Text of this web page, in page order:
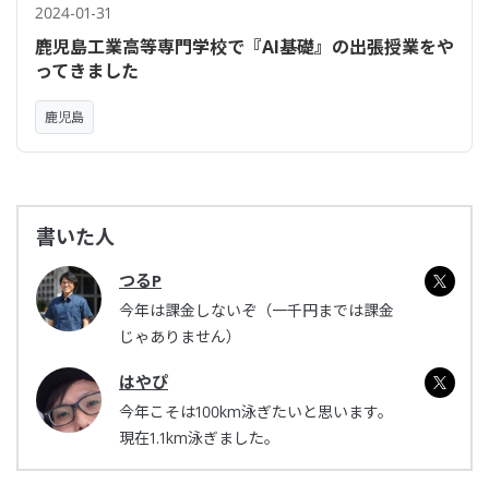
2024-01-31
鹿児島工業高等専門学校で『AI基礎』の出張授業をや
ってきました
鹿児島
書いた人
つるP
今年は課金しないぞ（一千円までは課金
じゃありません）
はやぴ
今年こそは100km泳ぎたいと思います。
現在1.1km泳ぎました。